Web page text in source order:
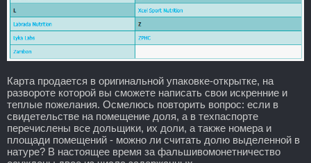
Карта продается в оригинальной упаковке-открытке, на
развороте которой вы сможете написать свои искренние и
теплые пожелания. Осмелюсь повторить вопрос: если в
свидетельстве на помещение доля, а в техпаспорте
перечислены все дольщики, их доли, а также номера и
площади помещений - можно ли считать долю выделенной в
натуре? В настоящее время за фальшивомонетничество